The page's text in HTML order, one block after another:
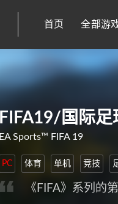
首页 全部游
FIFA19/国际
EA Sports™ FIFA 19
PC 体育 单机 竞技
《FIFA》系列的